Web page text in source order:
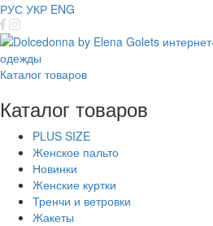
РУС УКР ENG
Каталог товаров
Каталог товаров
PLUS SIZE
Женское пальто
Новинки
Женские куртки
Тренчи и ветровки
Жакеты